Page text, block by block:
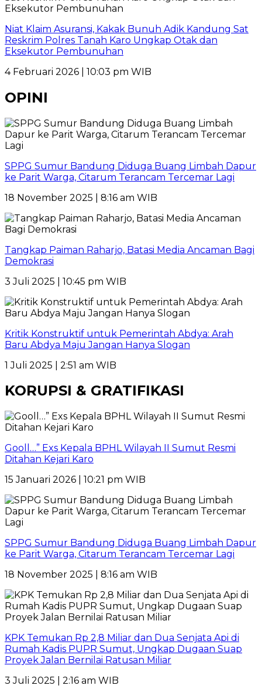
Niat Klaim Asuransi, Kakak Bunuh Adik Kandung Sat
Reskrim Polres Tanah Karo Ungkap Otak dan
Eksekutor Pembunuhan
4 Februari 2026 | 10:03 pm WIB
OPINI
SPPG Sumur Bandung Diduga Buang Limbah Dapur
ke Parit Warga, Citarum Terancam Tercemar Lagi
18 November 2025 | 8:16 am WIB
Tangkap Paiman Raharjo, Batasi Media Ancaman Bagi
Demokrasi
3 Juli 2025 | 10:45 pm WIB
Kritik Konstruktif untuk Pemerintah Abdya: Arah
Baru Abdya Maju Jangan Hanya Slogan
1 Juli 2025 | 2:51 am WIB
KORUPSI & GRATIFIKASI
Gooll…” Exs Kepala BPHL Wilayah II Sumut Resmi
Ditahan Kejari Karo
15 Januari 2026 | 10:21 pm WIB
SPPG Sumur Bandung Diduga Buang Limbah Dapur
ke Parit Warga, Citarum Terancam Tercemar Lagi
18 November 2025 | 8:16 am WIB
KPK Temukan Rp 2,8 Miliar dan Dua Senjata Api di
Rumah Kadis PUPR Sumut, Ungkap Dugaan Suap
Proyek Jalan Bernilai Ratusan Miliar
3 Juli 2025 | 2:16 am WIB